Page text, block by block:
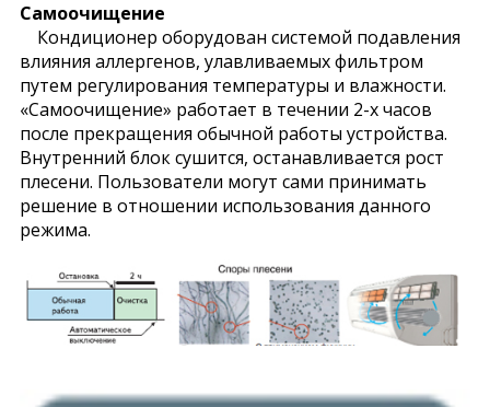
Самоочищение
Кондиционер оборудован системой подавления
влияния аллергенов, улавливаемых фильтром
путем регулирования температуры и влажности.
«Самоочищение» работает в течении 2-х часов
после прекращения обычной работы устройства.
Внутренний блок сушится, останавливается рост
плесени. Пользователи могут сами принимать
решение в отношении использования данного
режима.